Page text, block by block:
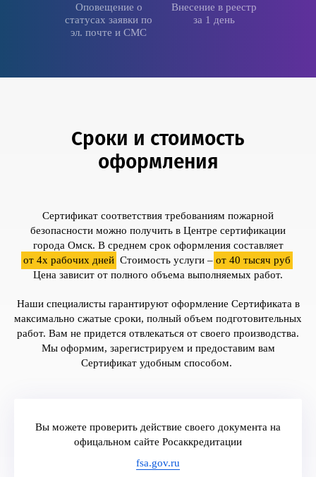
Оповещение о
статусах заявки по
эл. почте и СМС
Внесение в реестр
за 1 день
Сроки и стоимость
оформления
Сертификат соответствия требованиям пожарной
безопасности можно получить в Центре сертификации
города Омск. В среднем срок оформления составляет
от 4х рабочих дней. Стоимость услуги – от 40 тысяч руб
Цена зависит от полного объема выполняемых работ.
Наши специалисты гарантируют оформление Сертификата в
максимально сжатые сроки, полный объем подготовительных
работ. Вам не придется отвлекаться от своего производства.
Мы оформим, зарегистрируем и предоставим вам
Сертификат удобным способом.
Вы можете проверить действие своего документа на
офицальном сайте Росаккредитации
fsa.gov.ru